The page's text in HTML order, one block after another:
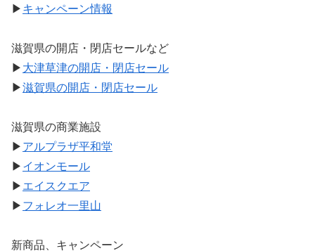
▶ キャンペーン情報
滋賀県の開店・閉店セールなど
▶ 大津草津の開店・閉店セール
▶滋賀県の開店・閉店セール
滋賀県の商業施設
▶ アルプラザ平和堂
▶ イオンモール
▶ エイスクエア
▶ フォレオ一里山
新商品、キャンペーン